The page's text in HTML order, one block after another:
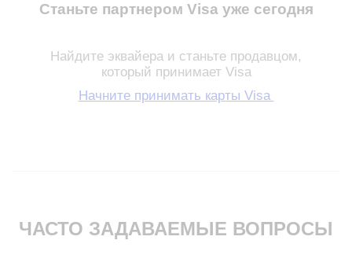
Станьте партнером Visa уже сегодня
Найдите эквайера и станьте продавцом,
который принимает Visa
Начните принимать карты Visa
ЧАСТО ЗАДАВАЕМЫЕ ВОПРОСЫ